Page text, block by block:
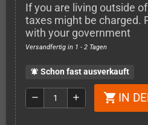
If you are living outside
taxes might be charged.
with your government
Versandfertig in 1 - 2 Tagen
notifications_active Schon fast ausverkauft
remove add shopping_cart IN